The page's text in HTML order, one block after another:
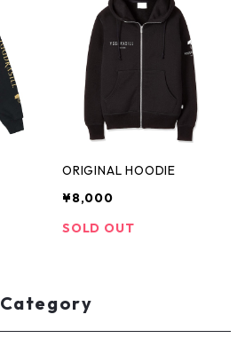
ORIGINAL HOODIE
¥8,000
SOLD OUT
Category